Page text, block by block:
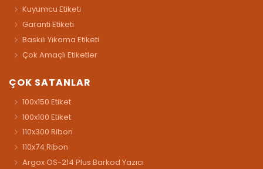
Kuyumcu Etiketi
Garanti Etiketi
Baskılı Yıkama Etiketi
Çok Amaçlı Etiketler
ÇOK SATANLAR
100x150 Etiket
100x100 Etiket
110x300 Ribon
110x74 Ribon
Argox OS-214 Plus Barkod Yazıcı